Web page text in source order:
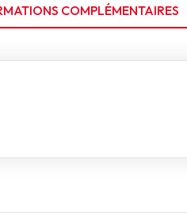
COMPLÉMENTAIRES